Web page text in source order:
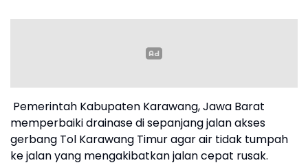
Pemerintah Kabupaten Karawang, Jawa Barat
memperbaiki drainase di sepanjang jalan akses
gerbang Tol Karawang Timur agar air tidak tumpah
ke jalan yang mengakibatkan jalan cepat rusak.